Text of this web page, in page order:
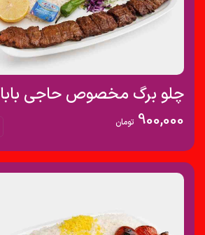
چلو برگ مخصوص حاجی بابا
900,000 تومان